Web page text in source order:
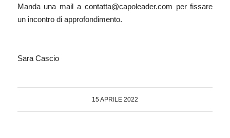
Manda una mail a contatta@capoleader.com per fissare
un incontro di approfondimento.
Sara Cascio
15 APRILE 2022